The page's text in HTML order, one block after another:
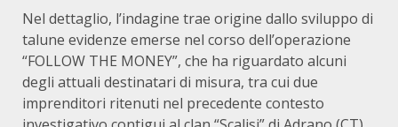
Nel dettaglio, l’indagine trae origine dallo sviluppo di
talune evidenze emerse nel corso dell’operazione
“FOLLOW THE MONEY”, che ha riguardato alcuni
degli attuali destinatari di misura, tra cui due
imprenditori ritenuti nel precedente contesto